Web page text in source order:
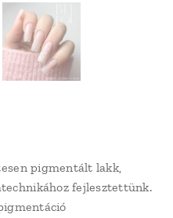
pigmentált lakk,
fejlesztettünk.